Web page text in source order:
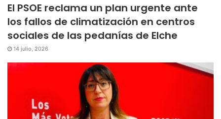
El PSOE reclama un plan urgente ante
los fallos de climatización en centros
sociales de las pedanías de Elche
14 julio, 2026